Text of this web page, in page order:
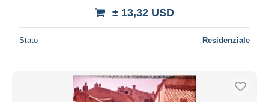
± 13,32 USD
Stato Residenziale